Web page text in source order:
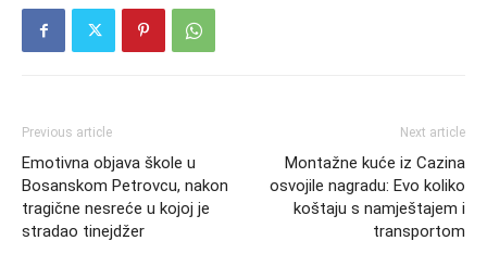
Previous article
Emotivna objava škole u
Bosanskom Petrovcu, nakon
tragične nesreće u kojoj je
stradao tinejdžer
Next article
Montažne kuće iz Cazina
osvojile nagradu: Evo koliko
koštaju s namještajem i
transportom